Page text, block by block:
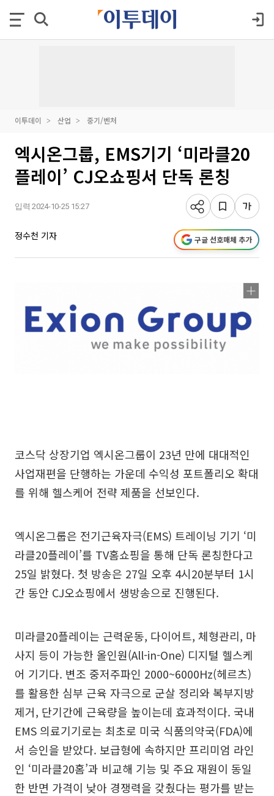
이투데이 산업 중기/벤처
엑시온그룹, EMS기기 ‘미라클20
플레이’ CJ오쇼핑서 단독 론칭
입력 2024-10-25 15:27
정수천 기자 구글 선호매체 추가
코스닥 상장기업 엑시온그룹이 23년 만에 대대적인
사업재편을 단행하는 가운데 수익성 포트폴리오 확대
를 위해 헬스케어 전략 제품을 선보인다.
엑시온그룹은 전기근육자극(EMS) 트레이닝 기기 ‘미
라클20플레이’를 TV홈쇼핑을 통해 단독 론칭한다고
25일 밝혔다. 첫 방송은 27일 오후 4시20분부터 1시
간 동안 CJ오쇼핑에서 생방송으로 진행된다.
미라클20플레이는 근력운동, 다이어트, 체형관리, 마
사지 등이 가능한 올인원(All-in-One) 디지털 헬스케
어 기기다. 변조 중저주파인 2000~6000Hz(헤르츠)
를 활용한 심부 근육 자극으로 군살 정리와 복부지방
제거, 단기간에 근육량을 높이는데 효과적이다. 국내
EMS 의료기기로는 최초로 미국 식품의약국(FDA)에
서 승인을 받았다. 보급형에 속하지만 프리미엄 라인
인 ‘미라클20홈’과 비교해 기능 및 주요 재원이 동일
한 반면 가격이 낮아 경쟁력을 갖췄다는 평가를 받는